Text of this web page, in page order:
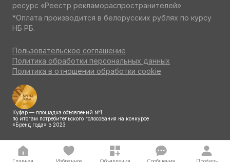
ресурс «Реестр рекламораспространителей»
*Оплата производится в белорусских рублях по курсу
НБ РБ.
Пользовательское соглашение
Политика обработки персональных данных
Политика в отношении обработки cookie
Куфар — площадка объявлений №1
по итогам потребительского голосования на конкурсе
«Бренд года» в 2023